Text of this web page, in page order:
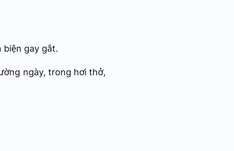
gay gắt.
ngày, trong hơi thở,